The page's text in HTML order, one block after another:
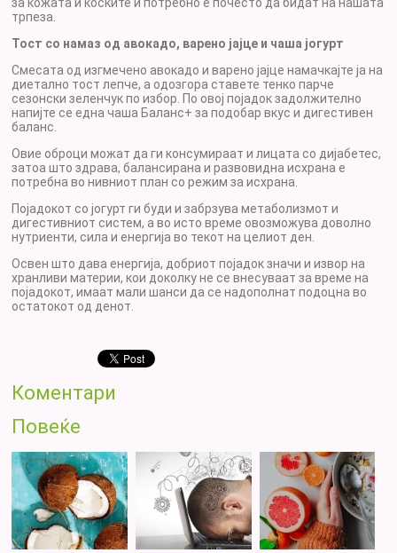
за кожата и коските и потребно е почесто да бидат на нашата
трпеза.
Тост со намаз од авокадо, варено јајце и чаша јогурт
Смесата од изгмечено авокадо и варено јајце намачкајте ја на
диетално тост лепче, а одозгора ставете тенко парче
сезонски зеленчук по избор. По овој појадок задолжително
напијте се една чаша Баланс+ за подобар вкус и дигестивен
баланс.
Овие оброци можат да ги консумираат и лицата со дијабетес,
затоа што здрава, балансирана и развовидна исхрана е
потребна во нивниот план со режим за исхрана.
Појадокот со јогурт ги буди и забрзува метаболизмот и
дигестивниот систем, а во исто време овозможува доволно
нутриенти, сила и енергија во текот на целиот ден.
Освен што дава енергија, добриот појадок значи и извор на
хранливи материи, кои доколку не се внесуваат за време на
појадокот, имаат мали шанси да се надополнат подоцна во
остатокот од денот.
Коментари
Повеќе